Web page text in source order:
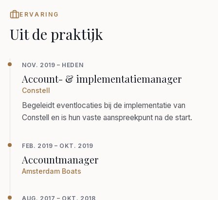
ERVARING
Uit de praktijk
NOV. 2019 – HEDEN
Account- & implementatiemanager
Constell
Begeleidt eventlocaties bij de implementatie van
Constell en is hun vaste aanspreekpunt na de start.
FEB. 2019 – OKT. 2019
Accountmanager
Amsterdam Boats
AUG. 2017 – OKT. 2018